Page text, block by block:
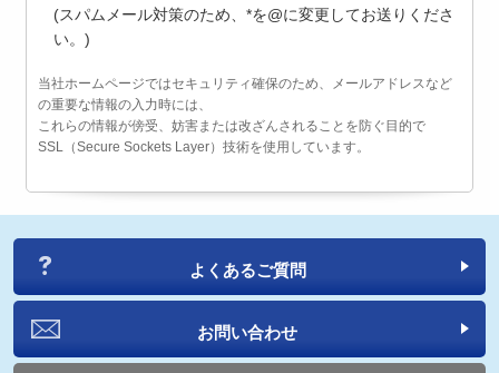
(スパムメール対策のため、*を@に変更してお送りくださ
い。)
当社ホームページではセキュリティ確保のため、メールアドレスなど
の重要な情報の入力時には、
これらの情報が傍受、妨害または改ざんされることを防ぐ目的で
SSL（Secure Sockets Layer）技術を使用しています。
よくあるご質問
お問い合わせ